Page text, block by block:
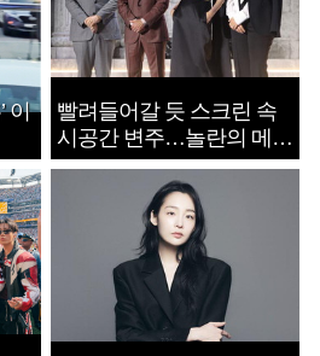
이
빨려들어갈 듯 스크린 속
시공간 변주…놀란의 메시
지는 ‘전쟁 속죄’